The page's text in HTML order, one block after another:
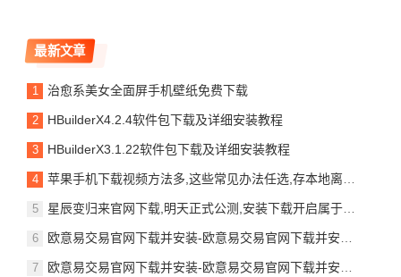
最新文章
治愈系美女全面屏手机壁纸免费下载
HBuilderX4.2.4软件包下载及详细安装教程
HBuilderX3.1.22软件包下载及详细安装教程
苹果手机下载视频方法多,这些常见办法任选,存本地离线看都适用,快学
星辰变归来官网下载,明天正式公测,安装下载开启属于自己的修真之路!
欧意易交易官网下载并安装-欧意易交易官网下载并安装指南欧意交易所app官网入口
欧意易交易官网下载并安装-欧意易交易官网下载并安装指南欧意交易所app官网入口